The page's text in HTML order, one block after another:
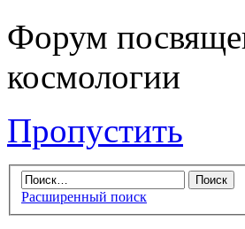
Форум
космологии
Пропустить
Расширенный поиск